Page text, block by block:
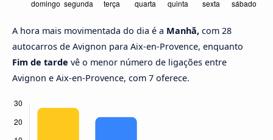
A hora mais movimentada do dia é a Manhã, com 28
autocarros de Avignon para Aix-en-Provence, enquanto
Fim de tarde vê o menor número de ligações entre
Avignon e Aix-en-Provence, com 7 oferece.